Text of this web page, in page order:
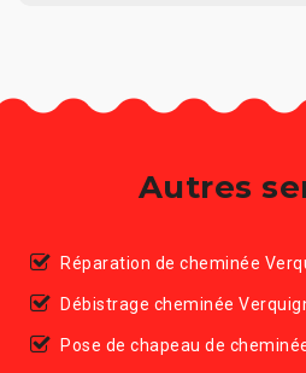
Autres
Réparation de cheminée
Débistrage cheminée
Pose de chapeau de